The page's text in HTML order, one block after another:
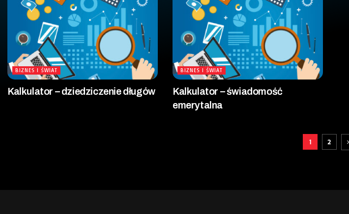
BIZNES I ŚWIAT
Kalkulator – dziedziczenie długów
BIZNES I ŚWIAT
Kalkulator – świadomość
emerytalna
1 2